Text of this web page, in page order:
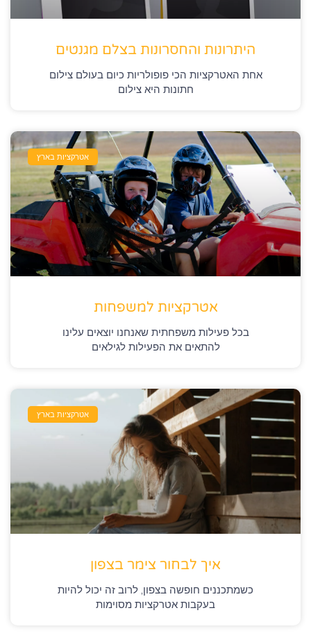
היתרונות והחסרונות בצלם מגנטים
אחת האטרקציות הכי פופולריות כיום בעולם צילום
חתונות היא צילום
אטרקציות בארץ
אטרקציות למשפחות
בכל פעילות משפחתית שאנחנו יוצאים עלינו
להתאים את הפעילות לגילאים
אטרקציות בארץ
איך לבחור צימר בצפון
כשמתכננים חופשה בצפון, לרוב זה יכול להיות
בעקבות אטרקציות מסוימות